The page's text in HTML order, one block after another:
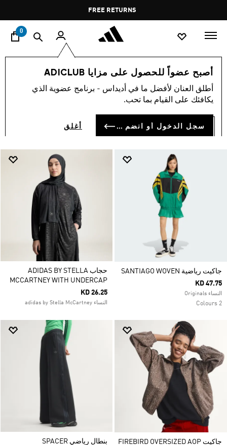
Pause
promotion
rotation
FREE RETURNS
0
أصبح عضواً للحصول على مزايا ADICLUB
أطلق العنان لأفضل ما في أديداس - برنامج عضوية الذي
يكافئك على القيام بما تحب.
سجل الدخول أو انضم الآن أغلق
النساء ملابس
ملابس متواضعة (319)
جاكيت رياضية SANTIAGO WOVEN
KD 47.75
النساء Originals
2 Colours
حجاب ADIDAS BY STELLA
MCCARTNEY WITH UNDERCAP
KD 26.25
النساء adidas by Stella McCartney
جاكيت FIREBIRD OVERSIZED AOP
بنطال رياضي SPACER